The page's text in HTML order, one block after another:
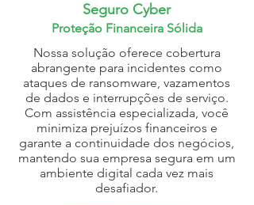
Seguro Cyber
Proteção Financeira Sólida
Nossa solução oferece cobertura
abrangente para incidentes como
ataques de ransomware, vazamentos
de dados e interrupções de serviço.
Com assistência especializada, você
minimiza prejuízos financeiros e
garante a continuidade dos negócios,
mantendo sua empresa segura em um
ambiente digital cada vez mais
desafiador.